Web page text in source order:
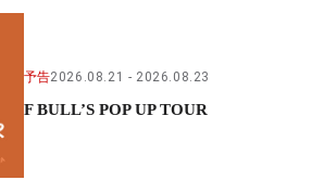
予告2026.08.21 2026.08.23
F BULL’S POP UP TOUR